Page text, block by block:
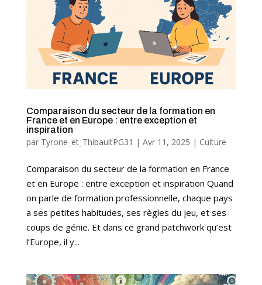
Comparaison du secteur de la formation en
France et en Europe : entre exception et
inspiration
par Tyrone_et_ThibaultPG31 | Avr 11, 2025 | Culture
Comparaison du secteur de la formation en France
et en Europe : entre exception et inspiration Quand
on parle de formation professionnelle, chaque pays
a ses petites habitudes, ses règles du jeu, et ses
coups de génie. Et dans ce grand patchwork qu’est
l’Europe, il y...